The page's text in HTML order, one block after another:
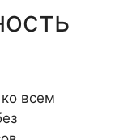
всем